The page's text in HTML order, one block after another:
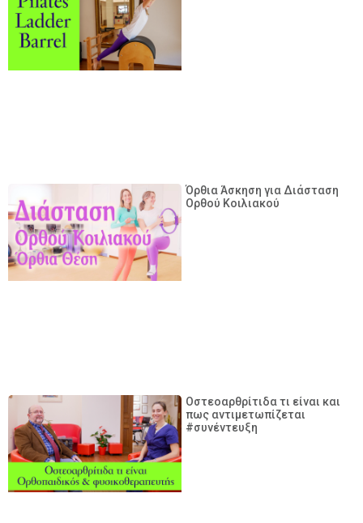
Όρθια Άσκηση για Διάσταση
Ορθού Κοιλιακού
Οστεοαρθρίτιδα τι είναι και
πως αντιμετωπίζεται
#συνέντευξη